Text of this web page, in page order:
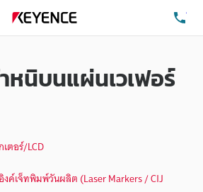
หนิบนแผ่นเวเฟอร์
ตอร์/LCD
อิงค์เจ็ทพิมพ์วันผลิต (Laser Markers / CIJ